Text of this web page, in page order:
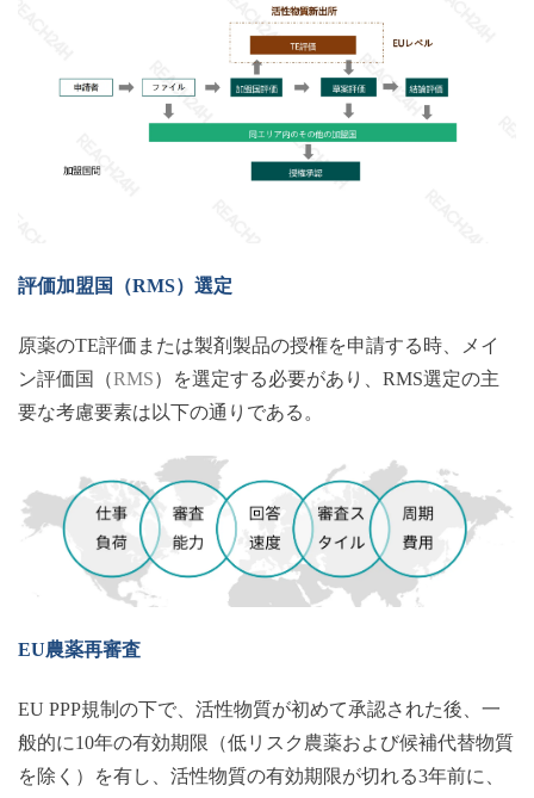
評価加盟国（RMS）選定
原薬のTE評価または製剤製品の授権を申請する時、メイ
ン評価国（RMS）を選定する必要があり、 RMS選定の主
要な考慮要素は以下の通りである。
EU農薬再審査
EU PPP規制の下で、活性物質が初めて承認された後、一
般的に10年の有効期限（低リスク農薬および候補代替物質
を除く）を有し、活性物質の有効期限が切れる3年前に、